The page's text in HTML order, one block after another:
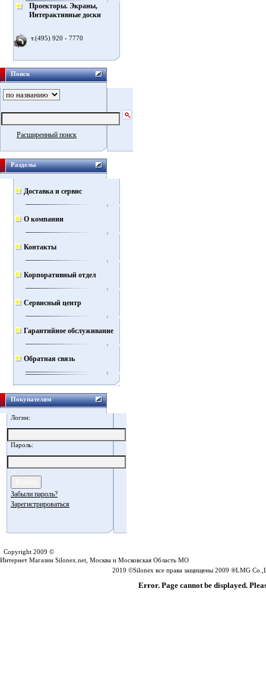
Проекторы. Экраны,
Интерактивные доски
т.(495) 920 - 7770
Поиск
Расширенный поиск
Разделы
Доставка и сервис
О компании
Контакты
Корпоративный отдел
Сервисный центр
Гарантийное обслуживание
Обратная связь
Покупателям
Логин:
Пароль:
Забыли пароль?
Зарегистрироваться
Copyright 2009 ©
Интернет Магазин Silonex.net, Москва и Московская Область МО
2019 ©Silonex все права защищены 2009 ®LMG
Error. Page cannot be displayed.